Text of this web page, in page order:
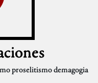
proselitismodemagogia